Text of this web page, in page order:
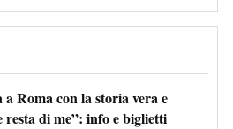
Roma con la storia vera e
di me”: info e biglietti